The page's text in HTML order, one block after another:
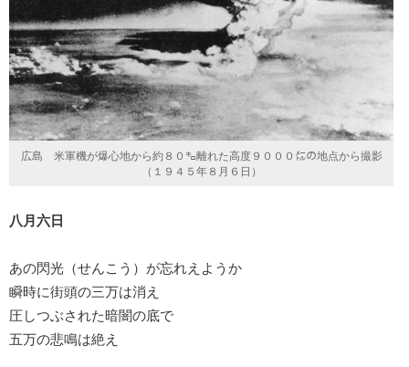
広島 米軍機が爆心地から約８０㌔離れた高度９０００㍍の地点から撮影
（１９４５年８月６日）
八月六日
あの閃光（せんこう）が忘れえようか
瞬時に街頭の三万は消え
圧しつぶされた暗闇の底で
五万の悲鳴は絶え